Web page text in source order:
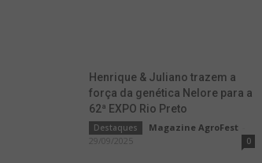
Henrique & Juliano trazem a
força da genética Nelore para a
62ª EXPO Rio Preto
Destaques Magazine AgroFest
29/09/2025
0